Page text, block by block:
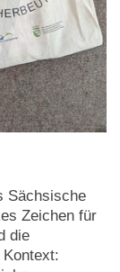
Sächsische
Zeichen für
die